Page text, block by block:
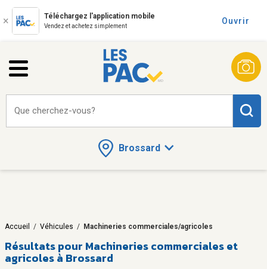
Téléchargez l'application mobile
Vendez et achetez simplement
Ouvrir
Brossard
Que cherchez-vous?
Accueil / Véhicules / Machineries commerciales/agricoles
Résultats pour Machineries commerciales et
agricoles à Brossard